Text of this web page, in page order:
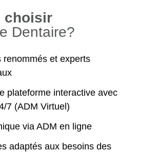
choisir
Dentaire?
renommés et experts
plateforme interactive avec
7 (ADM Virtuel)
via ADM en ligne
adaptés aux besoins des